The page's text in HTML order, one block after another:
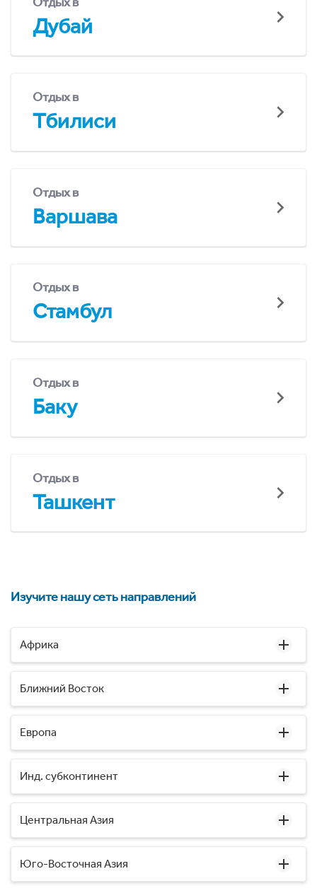
Дубай
Отдых в
Тбилиси
Отдых в
Варшава
Отдых в
Стамбул
Отдых в
Баку
Отдых в
Ташкент
Изучите нашу сеть направлений
Африка
Ближний Восток
Европа
Инд. субконтинент
Центральная Азия
Юго-Восточная Азия